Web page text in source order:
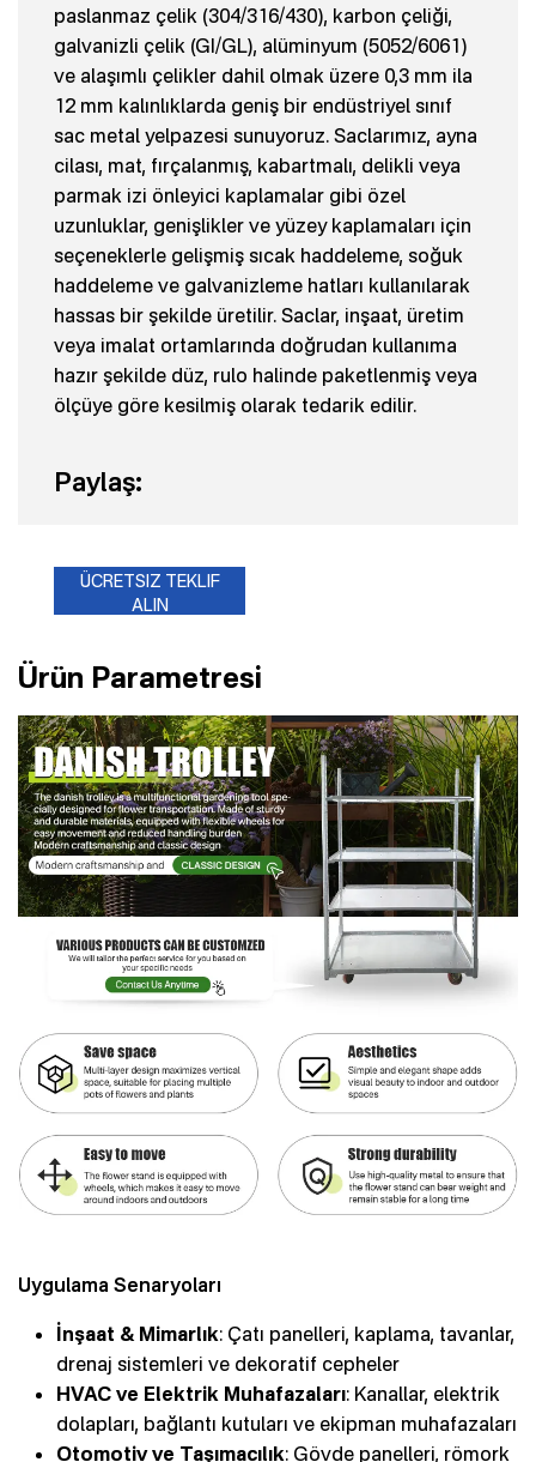
paslanmaz çelik (304/316/430), karbon çeliği,
galvanizli çelik (GI/GL), alüminyum (5052/6061)
ve alaşımlı çelikler dahil olmak üzere 0,3 mm ila
12 mm kalınlıklarda geniş bir endüstriyel sınıf
sac metal yelpazesi sunuyoruz. Saclarımız, ayna
cilası, mat, fırçalanmış, kabartmalı, delikli veya
parmak izi önleyici kaplamalar gibi özel
uzunluklar, genişlikler ve yüzey kaplamaları için
seçeneklerle gelişmiş sıcak haddeleme, soğuk
haddeleme ve galvanizleme hatları kullanılarak
hassas bir şekilde üretilir. Saclar, inşaat, üretim
veya imalat ortamlarında doğrudan kullanıma
hazır şekilde düz, rulo halinde paketlenmiş veya
ölçüye göre kesilmiş olarak tedarik edilir.
Paylaş:
ÜCRETSIZ TEKLIF
ALIN
Ürün Parametresi
Uygulama Senaryoları
İnşaat & Mimarlık: Çatı panelleri, kaplama, tavanlar,
drenaj sistemleri ve dekoratif cepheler
HVAC ve Elektrik Muhafazaları: Kanallar, elektrik
dolapları, bağlantı kutuları ve ekipman muhafazaları
Otomotiv ve Taşımacılık: Gövde panelleri, römork